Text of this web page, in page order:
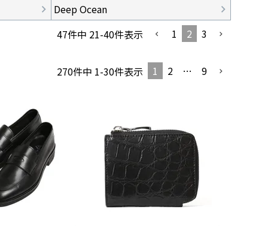
Deep Ocean
47件中 21-40件表示 1 2 3
270件中 1-30件表示 1 2 … 9